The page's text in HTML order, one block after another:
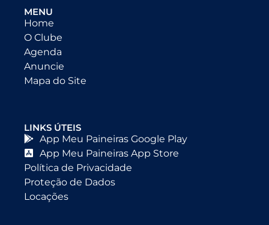
MENU
Home
O Clube
Agenda
Anuncie
Mapa do Site
LINKS ÚTEIS
App Meu Paineiras Google Play
App Meu Paineiras App Store
Política de Privacidade
Proteção de Dados
Locações